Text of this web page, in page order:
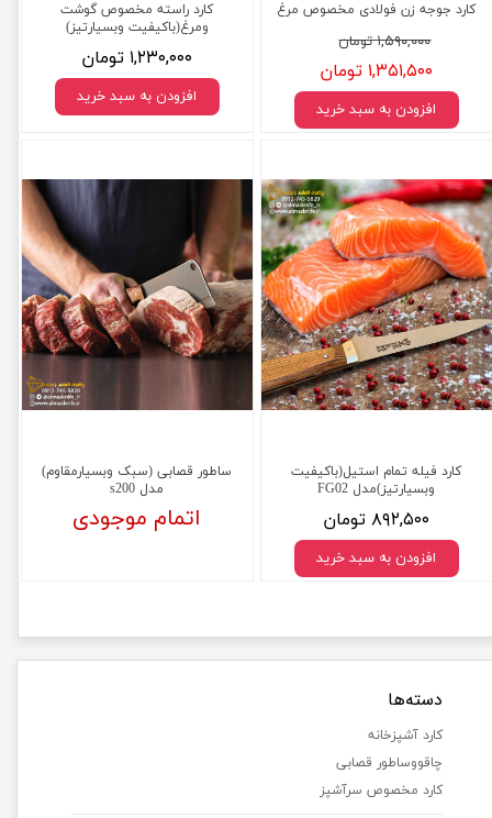
دسته‌ها
کارد آشپزخانه
چاقووساطور قصابی
کارد مخصوص سرآشپز
کارد جوجه زن فولادی مخصوص مرغ
۱,۵۹۰,۰۰۰ تومان
۱,۳۵۱,۵۰۰ تومان
افزودن به سبد خرید
کارد راسته مخصوص گوشت
ومرغ(باکیفیت وبسیارتیز)
۱,۲۳۰,۰۰۰ تومان
افزودن به سبد خرید
کارد فیله تمام استیل(باکیفیت
وبسیارتیز)مدل FG02
۸۹۲,۵۰۰ تومان
افزودن به سبد خرید
ساطور قصابی (سبک وبسیارمقاوم)
مدل s200
اتمام موجودی